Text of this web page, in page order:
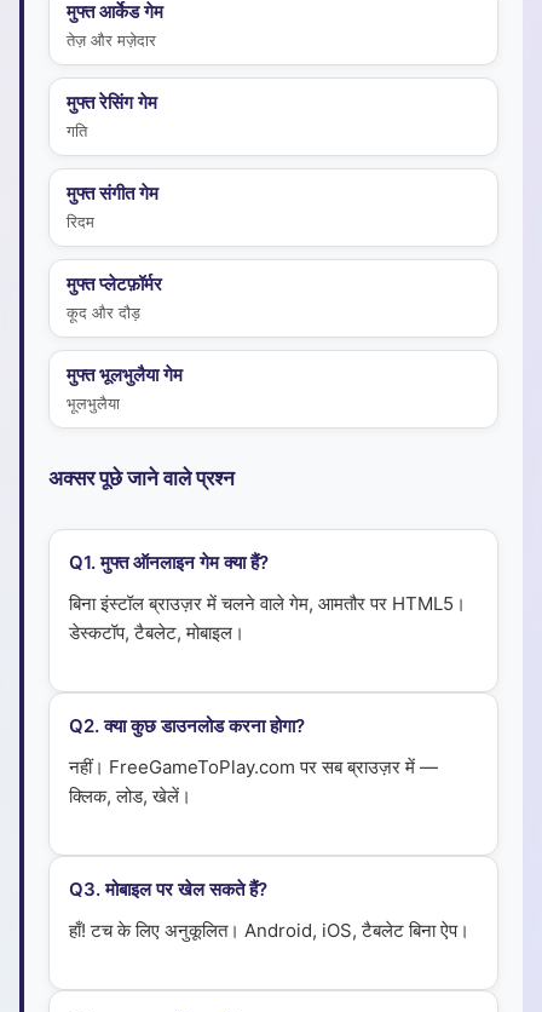
मुफ्त आर्केड गेम
तेज़ और मज़ेदार
मुफ्त रेसिंग गेम
गति
मुफ्त संगीत गेम
रिदम
मुफ्त प्लेटफ़ॉर्मर
कूद और दौड़
मुफ्त भूलभुलैया गेम
भूलभुलैया
अक्सर पूछे जाने वाले प्रश्न
Q1.मुफ्त ऑनलाइन गेम क्या हैं?
बिना इंस्टॉल ब्राउज़र में चलने वाले गेम, आमतौर पर HTML5।
डेस्कटॉप, टैबलेट, मोबाइल।
Q2.क्या कुछ डाउनलोड करना होगा?
नहीं। FreeGameToPlay.com पर सब ब्राउज़र में —
क्लिक, लोड, खेलें।
Q3.मोबाइल पर खेल सकते हैं?
हाँ! टच के लिए अनुकूलित। Android, iOS, टैबलेट बिना ऐप।